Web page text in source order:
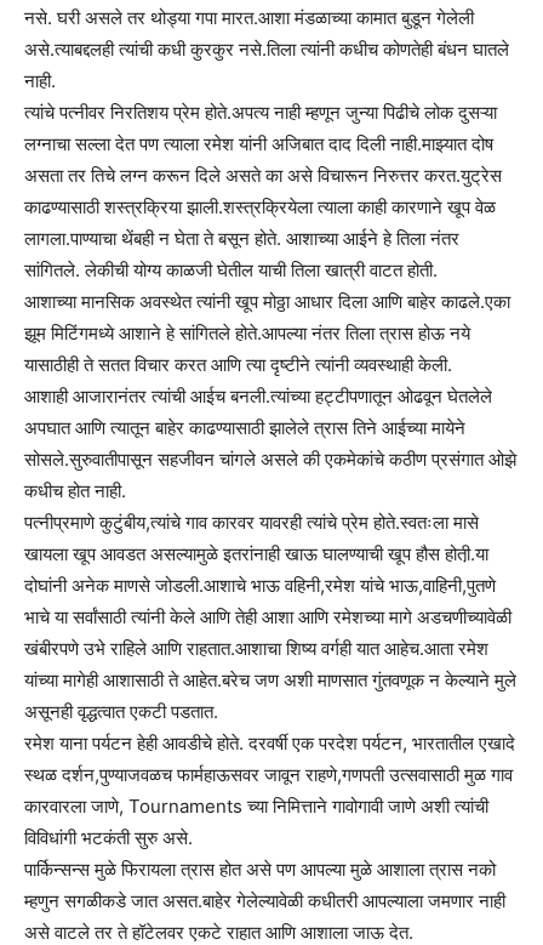
नसे. घरी असले तर थोड्या गपा मारत.आशा मंडळाच्या कामात बुडून गेलेली
असे.त्याबद्दलही त्यांची कधी कुरकुर नसे.तिला त्यांनी कधीच कोणतेही बंधन घातले
नाही.
त्यांचे पत्नीवर निरतिशय प्रेम होते.अपत्य नाही म्हणून जुन्या पिढीचे लोक दुसऱ्या
लग्नाचा सल्ला देत पण त्याला रमेश यांनी अजिबात दाद दिली नाही.माझ्यात दोष
असता तर तिचे लग्न करून दिले असते का असे विचारून निरुत्तर करत.युट्रेस
काढण्यासाठी शस्त्रक्रिया झाली.शस्त्रक्रियेला त्याला काही कारणाने खूप वेळ
लागला.पाण्याचा थेंबही न घेता ते बसून होते. आशाच्या आईने हे तिला नंतर
सांगितले. लेकीची योग्य काळजी घेतील याची तिला खात्री वाटत होती.
आशाच्या मानसिक अवस्थेत त्यांनी खूप मोठ्ठा आधार दिला आणि बाहेर काढले.एका
झूम मिटिंगमध्ये आशाने हे सांगितले होते.आपल्या नंतर तिला त्रास होऊ नये
यासाठीही ते सतत विचार करत आणि त्या दृष्टीने त्यांनी व्यवस्थाही केली.
आशाही आजारानंतर त्यांची आईच बनली.त्यांच्या हट्टीपणातून ओढवून घेतलेले
अपघात आणि त्यातून बाहेर काढण्यासाठी झालेले त्रास तिने आईच्या मायेने
सोसले.सुरुवातीपासून सहजीवन चांगले असले की एकमेकांचे कठीण प्रसंगात ओझे
कधीच होत नाही.
पत्नीप्रमाणे कुटुंबीय,त्यांचे गाव कारवर यावरही त्यांचे प्रेम होते.स्वतःला मासे
खायला खूप आवडत असल्यामुळे इतरांनाही खाऊ घालण्याची खूप हौस होती़.या
दोघांनी अनेक माणसे जोडली.आशाचे भाऊ वहिनी,रमेश यांचे भाऊ,वाहिनी,पुतणे
भाचे या सर्वांसाठी त्यांनी केले आणि तेही आशा आणि रमेशच्या मागे अडचणीच्यावेळी
खंबीरपणे उभे राहिले आणि राहतात.आशाचा शिष्य वर्गही यात आहेच.आता रमेश
यांच्या मागेही आशासाठी ते आहेत.बरेच जण अशी माणसात गुंतवणूक न केल्याने मुले
असूनही वृद्धत्वात एकटी पडतात.
रमेश याना पर्यटन हेही आवडीचे होते. दरवर्षी एक परदेश पर्यटन, भारतातील एखादे
स्थळ दर्शन,पुण्याजवळच फार्महाऊसवर जावून राहणे,गणपती उत्सवासाठी मुळ गाव
कारवारला जाणे, Tournaments च्या निमित्ताने गावोगावी जाणे अशी त्यांची
विविधांगी भटकंती सुरु असे.
पार्किन्सन्स मुळे फिरायला त्रास होत असे पण आपल्या मुळे आशाला त्रास नको
म्हणुन सगळीकडे जात असत.बाहेर गेलेल्यावेळी कधीतरी आपल्याला जमणार नाही
असे वाटले तर ते हॉटेलवर एकटे राहात आणि आशाला जाऊ देत.